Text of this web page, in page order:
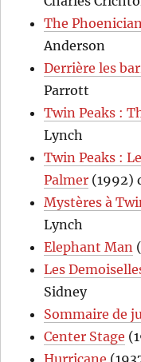
The
Anderson
Derrière les
Parrott
Twin Peaks :
Lynch
Twin Peaks :
Palmer (1992)
Mystères à
Lynch
Elephant Man
Les
Sidney
Sommaire de
Center Stage
Hurricane